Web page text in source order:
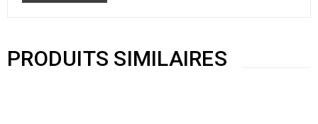
PRODUITS SIMILAIRES